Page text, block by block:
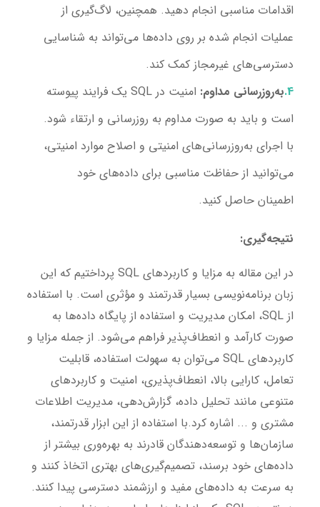
اقدامات مناسبی انجام دهید. همچنین، لاگ‌گیری از
عملیات انجام شده بر روی داده‌ها می‌تواند به شناسایی
دسترسی‌های غیرمجاز کمک کند.
به‌روزرسانی مداوم:
امنیت در SQL یک فرایند پیوسته
است و باید به صورت مداوم به روزرسانی و ارتقاء شود.
با اجرای به‌روزرسانی‌های امنیتی و اصلاح موارد امنیتی،
می‌توانید از حفاظت مناسبی برای داده‌های خود
اطمینان حاصل کنید.
نتیجه‌گیری:
در این مقاله به مزایا و کاربردهای SQL پرداختیم که این
زبان برنامه‌نویسی بسیار قدرتمند و مؤثری است. با استفاده
از SQL، امکان مدیریت و استفاده از پایگاه داده‌ها به
صورت کارآمد و انعطاف‌پذیر فراهم می‌شود. از جمله مزایا و
کاربردهای SQL می‌توان به سهولت استفاده، قابلیت
تعامل، کارایی بالا، انعطاف‌پذیری، امنیت و کاربردهای
متنوعی مانند تحلیل داده، گزارش‌دهی، مدیریت اطلاعات
مشتری و ... اشاره کرد.با استفاده از این ابزار قدرتمند،
سازمان‌ها و توسعه‌دهندگان قادرند به بهره‌وری بیشتر از
داده‌های خود برسند، تصمیم‌گیری‌های بهتری اتخاذ کنند و
به سرعت به داده‌های مفید و ارزشمند دسترسی پیدا کنند.